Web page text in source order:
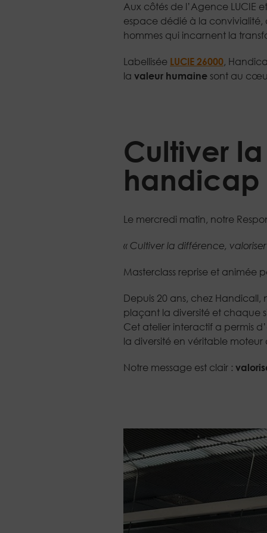
Aux côtés de l’Agence LUCIE
espace dédié à la convivialité,
hommes qui incarnent la
Labellisée LUCIE 26000,
la valeur humaine sont au
Cultiver
handicap
Le mercredi matin, notre
« Cultiver la différence,
Masterclass reprise et animée
Depuis 20 ans, chez
plaçant la diversité et chaque
Cet atelier interactif a permis
la diversité en véritable
Notre message est clair :